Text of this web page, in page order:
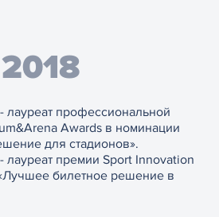
2018
лауреат профессиональной
Awards в номинации
для стадионов».
лауреат премии Sport Innovation
билетное решение в